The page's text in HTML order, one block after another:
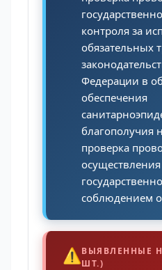
контроля за
обязательных
Федерации в
обеспечения
благополучия
проверка
осуществления
соблюдением
⚠️ВЫЯВЛЕННЫЕ
ШТ.)